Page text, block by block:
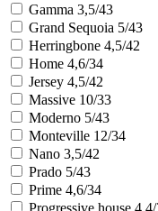
Gamma 3,5/43
Grand Sequoia 5/43
Herringbone 4,5/42
Home 4,6/34
Jersey 4,5/42
Massive 10/33
Moderno 5/43
Monteville 12/34
Nano 3,5/42
Prado 5/43
Prime 4,6/34
Progressive house 4,4/